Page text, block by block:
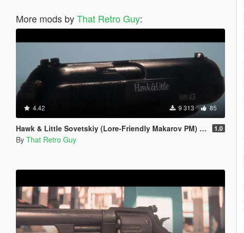
More mods byThat Retro Guy:
4.42 9 313 85
Hawk & Little Sovetskiy (Lore-Friendly Makarov PM) [Animated] 1.0
By That Retro Guy